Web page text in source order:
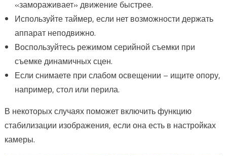
«замораживает» движение быстрее.
Используйте таймер, если нет возможности держать
аппарат неподвижно.
Воспользуйтесь режимом серийной съемки при
съемке динамичных сцен.
Если снимаете при слабом освещении – ищите опору,
например, стол или перила.
В некоторых случаях поможет включить функцию
стабилизации изображения, если она есть в настройках
камеры.